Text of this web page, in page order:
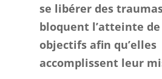
se libérer des
bloquent l’atteinte
objectifs afin qu’elles
accomplissent leur